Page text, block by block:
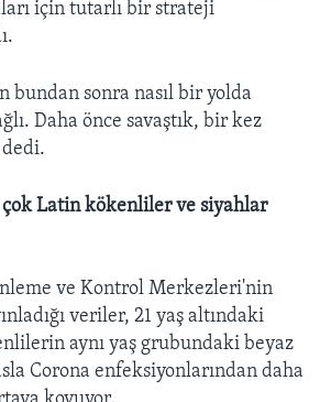
için tutarlı bir strateji
bundan sonra nasıl bir yolda
Daha önce savaştık, bir kez
çok Latin kökenliler ve siyahlar
ve Kontrol Merkezleri'nin
veriler, 21 yaş altındaki
aynı yaş grubundaki beyaz
Corona enfeksiyonlarından daha